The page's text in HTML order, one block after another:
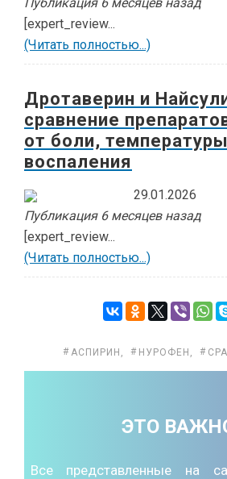
[expert_review...
(Читать полностью...)
Дротаверин и
сравнение
от боли,
воспаления
29.01.2026
Публикация 6 месяцев назад
[expert_review...
(Читать полностью...)
АСПИРИН , НУРОФЕН ,
ЭТО
Все представленные на